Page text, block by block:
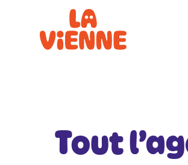
Tout
Panneau de gestion des cookies